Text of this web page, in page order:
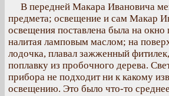
В передней Макара Ивановича
предмета; освещение и сам Макар
освещения поставлена была на окно
налитая ламповым маслом; на
лодочка, плавал зажженный
поплавку из пробочного дерева.
прибора не подходит ни к какому
освещению. Это было что-то